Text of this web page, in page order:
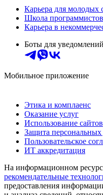
Карьера для молодых
Школа программистов
Карьера в
Боты для уведомлений
Мобильное приложение
Этика и комплаенс
Оказание услуг
Использование сайтов
Защита
Пользовательское
ИТ аккредитация
На информационном
рекомендательные
предоставления